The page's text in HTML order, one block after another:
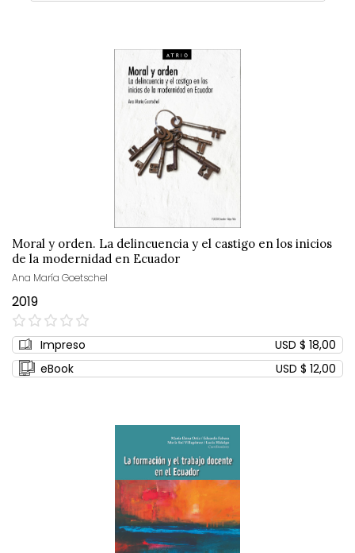
Moral y orden. La delincuencia y el castigo en los inicios
de la modernidad en Ecuador
Ana María Goetschel
2019
0%
Impreso
USD $ 18,00
eBook
USD $ 12,00